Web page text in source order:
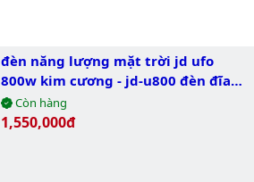
đèn năng lượng mặt trời jd ufo
800w kim cương - jd-u800 đèn đĩa
bay trang trí sân vườn
Còn hàng
Giá bán:
1,550,000đ